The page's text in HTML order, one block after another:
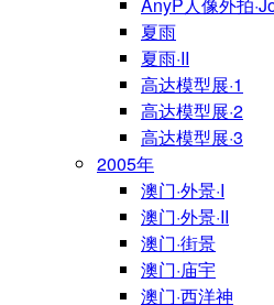
AnyP人像外拍
夏雨
夏雨·II
高达模型展·1
高达模型展·2
高达模型展·3
2005年
澳门·外景·I
澳门·外景·II
澳门·街景
澳门·庙宇
澳门·西洋神